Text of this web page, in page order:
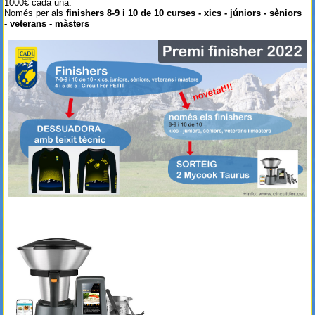
1000€ cada una.
Només per alsfinishers 8-9 i 10 de 10 curses - xics - júniors - sèniors
- veterans - màsters